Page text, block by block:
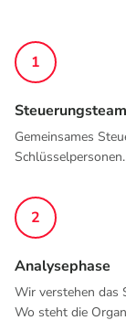
1
Gemeinsames
Schlüsselpersonen.
2
Analysephase
Wir verstehen das
Wo steht die